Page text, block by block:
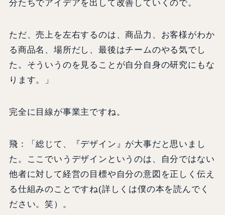
分たちでアイデアを出して改善していくので。
ただ、売上を左右するのは、商品力、お客様がわか
る商品名、場所だし、最後はチームのやる気でし
た。そういうのを見ることが自分自身の研究にもな
ります。」
完全に目線が事業主ですね。
飛：「総じて、『デザイン』が大事だと思いまし
た。ここでいうデザインというのは、自分ではない
他者に対して経営の目標や自分の意図を正しく伝え
る仕組みのことですね(詳しくは僕の本を読んでく
ださい。笑）。